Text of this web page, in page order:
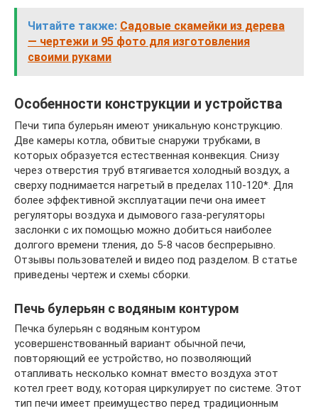
Читайте также: Садовые скамейки из дерева
— чертежи и 95 фото для изготовления
своими руками
Особенности конструкции и устройства
Печи типа булерьян имеют уникальную конструкцию.
Две камеры котла, обвитые снаружи трубками, в
которых образуется естественная конвекция. Снизу
через отверстия труб втягивается холодный воздух, а
сверху поднимается нагретый в пределах 110-120*. Для
более эффективной эксплуатации печи она имеет
регуляторы воздуха и дымового газа-регуляторы
заслонки с их помощью можно добиться наиболее
долгого времени тления, до 5-8 часов беспрерывно.
Отзывы пользователей и видео под разделом. В статье
приведены чертеж и схемы сборки.
Печь булерьян с водяным контуром
Печка булерьян с водяным контуром
усовершенствованный вариант обычной печи,
повторяющий ее устройство, но позволяющий
отапливать несколько комнат вместо воздуха этот
котел греет воду, которая циркулирует по системе. Этот
тип печи имеет преимущество перед традиционным